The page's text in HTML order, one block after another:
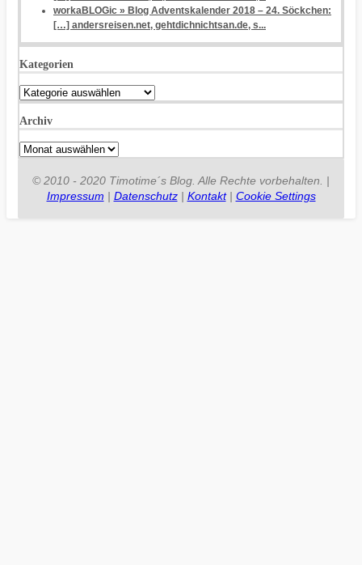
workaBLOGic » Blog Adventskalender 2018 – 24. Söckchen:
[…] andersreisen.net, gehtdichnichtsan.de, s...
Kategorien
Kategorien
Archiv
Archiv
© 2010 - 2020 Timotime´s Blog. Alle Rechte vorbehalten. |
Impressum | Datenschutz| Kontakt| Cookie Settings